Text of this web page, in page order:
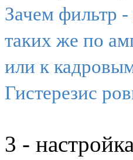
Зачем фильтр
таких же по
или к
Гистерезис
3 -